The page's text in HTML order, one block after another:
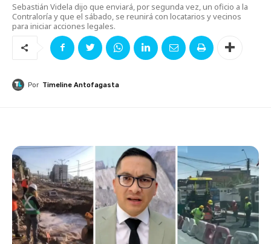
Sebastián Videla dijo que enviará, por segunda vez, un oficio a la
Contraloría y que el sábado, se reunirá con locatarios y vecinos
para iniciar acciones legales.
Por Timeline Antofagasta